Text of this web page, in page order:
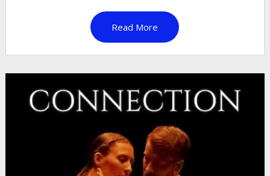
Read More